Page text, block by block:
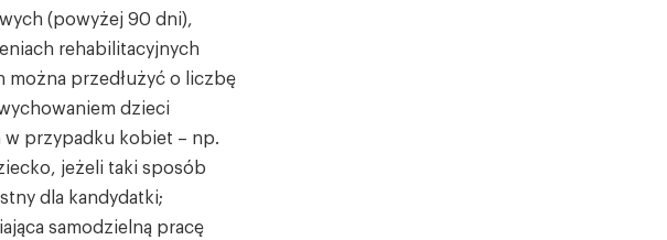
(powyżej 90 dni),
rehabilitacyjnych
można przedłużyć o liczbę
dzieci
w przypadku kobiet – np.
jeżeli taki sposób
dla kandydatki;
samodzielną pracę